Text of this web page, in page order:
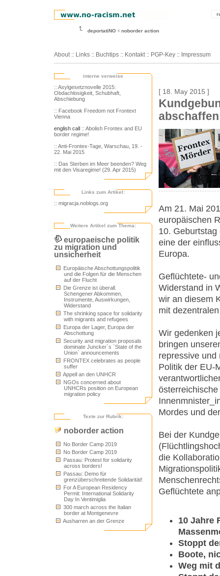
deportatiNO noborder action
About :: Links :: Buchtips :: Kontakt :: PGP-Key :: Impressum
interne verweise
:: Asylgesetznovelle 2015:
Obdachlosigkeit, Schubhaft,
Abschiebung
:: Facebook Freedom not Frontext
Vienna
english call :: Abolish Frontex and EU
border regime!
:: Anti-Frontex-Tage, Warschau, 19. -
22. Mai 2015
:: Das Sterben im Meer beenden? Weg
mit den Visaregime! (29. Apr 2015)
Links zum Artikel:
:: migracja.noblogs.org
Weitere Artikel zum Thema:
europaeische politik
zu migration und
unsicherheit
Europäische Abschottungspolitik
und die Folgen für die Menschen
auf der Flucht
Die Grenze ist überall.
Schengener Abkommen,
Instrumente, Auswirkungen,
Widerstand
The shrinking space for solidarity
with migrants and refugees
Europa der Lager, Europa der
Abschottung
Security and migration proposals
dominate Juncker`s `State of the
Union` announcements
FRONTEX celebrates as people
suffer
Appell an den UNHCR
NGOs concerned about
UNHCRs position on European
migration policy
Texte zur Rubrik:
noborder action
No Border Camp 2019
No Border Camp 2019
Passau: Protest for solidarity
across borders!
Passau: Demo für
grenzüberschreitende Solidarität!
For A European Residency
Permit: International Solidarity
Day In Ventimiglia
300 march across the Italian
border at Montgenevre
Ausharren an der Grenze
[ 18. May 2015 ]
Am 21. Mai
europäischen
10.
eine der
Europa.
Geflüchtete-
Widerstand in
wir an diesem
mit
Wir gedenken
bringen
repressive und
Politik der EU-
Mordes und
Bei der
die
Geflüchtete
10 Jahre
Stoppt
Boote,
Weg mit